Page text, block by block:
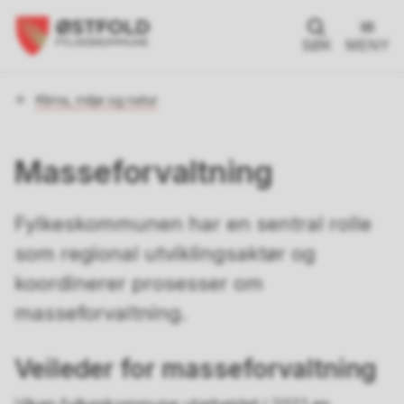
SØK MENY
Du
Klima, miljø og natur
Masseforvaltning
Fylkeskommunen har en sentral rolle
som regional utviklingsaktør og
koordinerer prosesser om
masseforvaltning.
Veileder for masseforvaltning